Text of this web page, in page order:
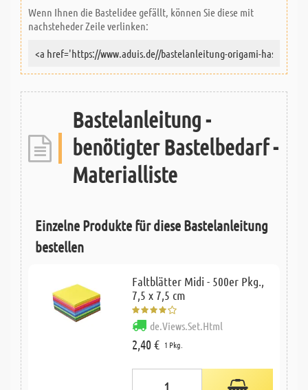
Wenn Ihnen die Bastelidee gefällt, können Sie diese mit
nachsteheder Zeile verlinken:
Bastelanleitung -
benötigter Bastelbedarf -
Materialliste
Einzelne Produkte für diese Bastelanleitung
bestellen
Faltblätter Midi - 500er Pkg.,
7,5 x 7,5 cm
de.Views.Set.Html
2,40 € 1 Pkg.